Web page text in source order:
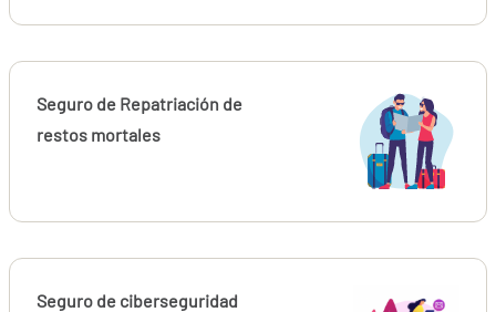
Seguro de Repatriación de
restos mortales
Seguro de ciberseguridad